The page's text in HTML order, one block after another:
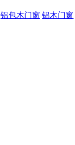
铝包木门窗 铝木门窗